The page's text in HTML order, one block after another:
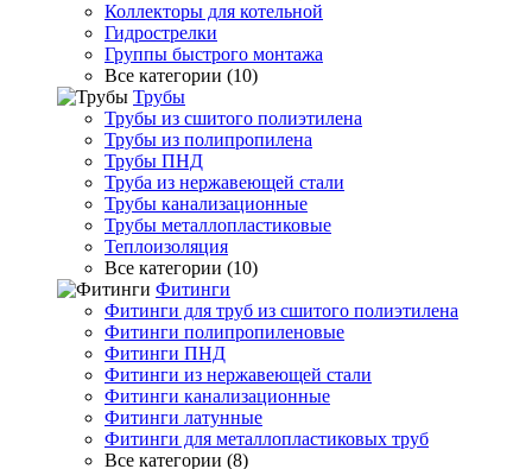
Коллекторы для котельной
Гидрострелки
Группы быстрого монтажа
Все категории (10)
Трубы
Трубы из сшитого полиэтилена
Трубы из полипропилена
Трубы ПНД
Труба из нержавеющей стали
Трубы канализационные
Трубы металлопластиковые
Теплоизоляция
Все категории (10)
Фитинги
Фитинги для труб из сшитого полиэтилена
Фитинги полипропиленовые
Фитинги ПНД
Фитинги из нержавеющей стали
Фитинги канализационные
Фитинги латунные
Фитинги для металлопластиковых труб
Все категории (8)